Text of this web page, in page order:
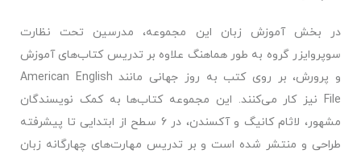
در بخش آموزش زبان این مجموعه، مدرسین تحت نظارت
سوپروایزر گروه به طور هماهنگ علاوه بر تدریس کتاب‌های آموزش
و پرورش، بر روی کتب به روز جهانی مانند American English
File نیز کار می‌کنند. این مجموعه کتاب‌ها به کمک نویسندگان
مشهور، لاثام کانیگ و آکسندن، در 6 سطح از ابتدایی تا پیشرفته
طراحی و منتشر شده است و بر تدریس مهارت‌های چهارگانه زبان